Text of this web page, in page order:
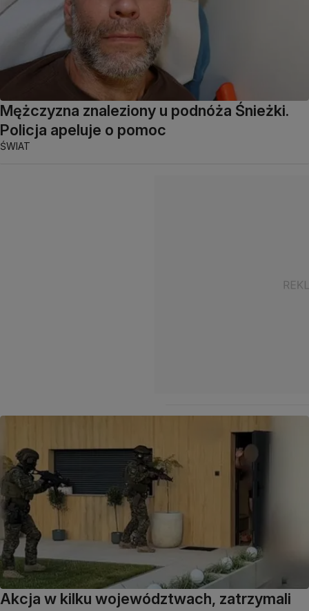
Mężczyzna znaleziony u podnóża Śnieżki.
Policja apeluje o pomoc
ŚWIAT
Akcja w kilku województwach, zatrzymali